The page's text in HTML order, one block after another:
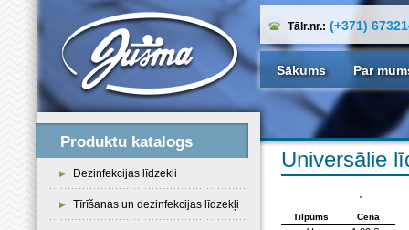
Tālr.nr.: (+371)
Sākums Par
Produktu katalogs
Dezinfekcijas līdzekļi
Tīrīšanas un dezinfekcijas līdzekļi
Universālie
Tilpums Cena